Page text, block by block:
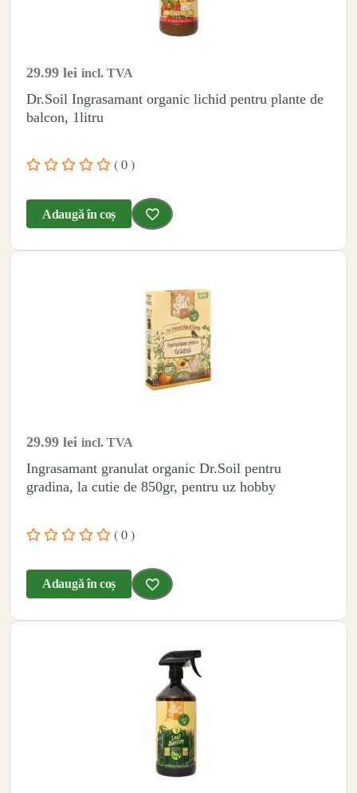
29.99 lei incl. TVA
Dr.Soil Ingrasamant organic lichid pentru plante de
balcon, 1litru
( 0 )
Adaugă în coș
29.99 lei incl. TVA
Ingrasamant granulat organic Dr.Soil pentru
gradina, la cutie de 850gr, pentru uz hobby
( 0 )
Adaugă în coș